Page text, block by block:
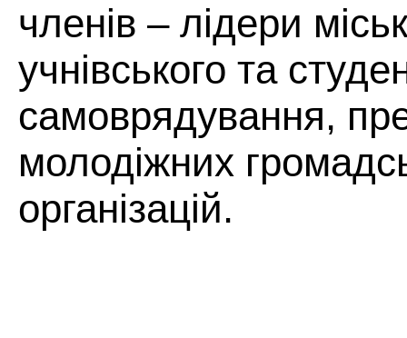
членів – лідери
учнівського та
самоврядування,
молодіжних
організацій.